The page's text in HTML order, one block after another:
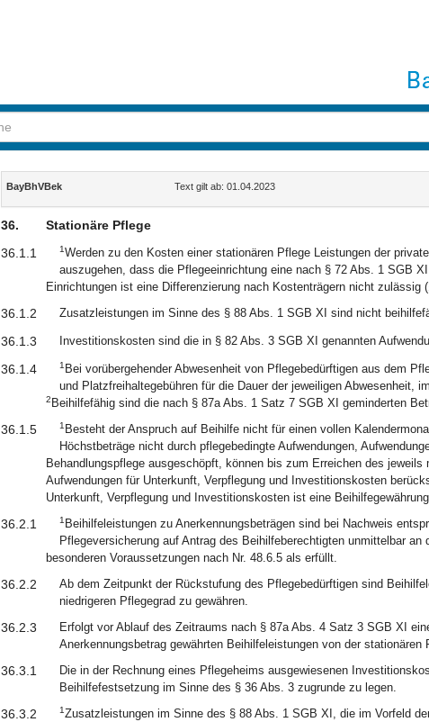
Inhalt
BayBhVBek Text gilt ab: 01.04.2023
36.
Stationäre Pflege
36.1.1
1Werden zu den Kosten einer stationären Pflege Leistungen der
auszugehen, dass die Pflegeeinrichtung eine nach § 72 Abs. 1 SGB
Einrichtungen ist eine Differenzierung nach Kostenträgern nicht zulässig
36.1.2 Zusatzleistungen im Sinne des § 88 Abs. 1 SGB XI sind nicht
36.1.3 Investitionskosten sind die in § 82 Abs. 3 SGB XI genannten
36.1.4 1 Bei vorübergehender Abwesenheit von Pflegebedürftigen aus dem
und Platzfreihaltegebühren für die Dauer der jeweiligen Abwesenheit,
2 Beihilfefähig sind die nach § 87a Abs. 1 Satz 7 SGB XI geminderten
36.1.5 1 Besteht der Anspruch auf Beihilfe nicht für einen vollen
Höchstbeträge nicht durch pflegebedingte Aufwendungen,
Behandlungspflege ausgeschöpft, können bis zum Erreichen des
Aufwendungen für Unterkunft, Verpflegung und Investitionskosten
Unterkunft, Verpflegung und Investitionskosten ist eine
36.2.1 1 Beihilfeleistungen zu Anerkennungsbeträgen sind bei Nachweis
Pflegeversicherung auf Antrag des Beihilfeberechtigten unmittelbar an
besonderen Voraussetzungen nach Nr. 48.6.5 als erfüllt.
36.2.2
Ab dem Zeitpunkt der Rückstufung des Pflegebedürftigen sind
niedrigeren Pflegegrad zu gewähren.
36.2.3
Erfolgt vor Ablauf des Zeitraums nach § 87a Abs. 4 Satz 3 SGB XI
Anerkennungsbetrag gewährten Beihilfeleistungen von der stationären
36.3.1
Die in der Rechnung eines Pflegeheims ausgewiesenen
Beihilfefestsetzung im Sinne des § 36 Abs. 3 zugrunde zu legen.
36.3.2 1Zusatzleistungen im Sinne des § 88 Abs. 1 SGB XI, die im Vorfeld